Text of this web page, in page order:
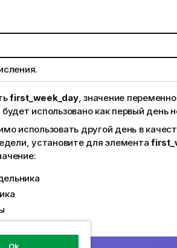
first_week_day, значение
будет использовано как первый день
использовать другой день в
установите для элемента